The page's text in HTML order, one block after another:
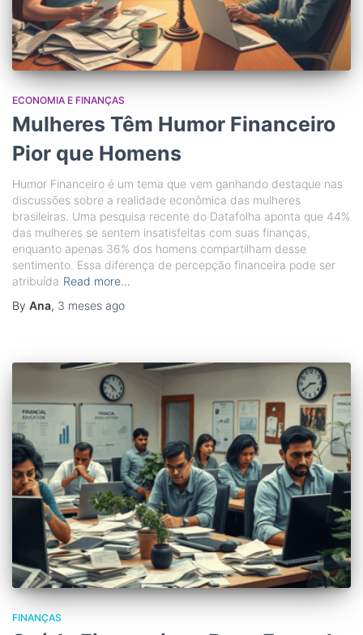
ECONOMIA E FINANÇAS
Mulheres Têm Humor Financeiro
Pior que Homens
Humor Financeiro é um tema que vem ganhando destaque nas
discussões sobre a realidade econômica das mulheres
brasileiras. Uma pesquisa recente do Datafolha aponta que 44%
das mulheres se sentem insatisfeitas com suas finanças,
enquanto apenas 36% dos homens compartilham desse
sentimento. Essa diferença de percepção financeira pode ser
atribuída Read more…
By Ana, 3 meses ago
FINANÇAS